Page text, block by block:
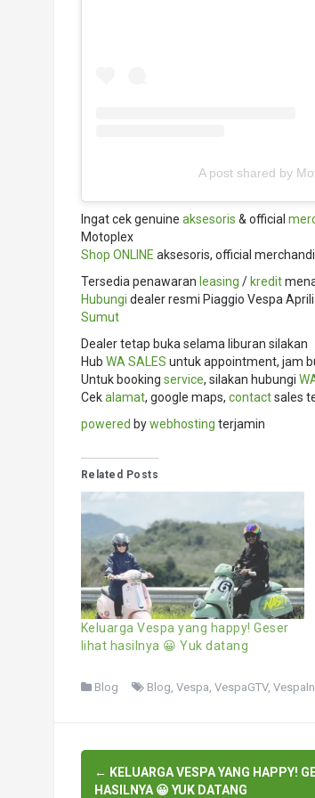
A post shared by
Ingat cek genuine aksesoris & official
Motoplex
Shop ONLINE aksesoris, official
Tersedia penawaran leasing / kredit
Hubungi dealer resmi Piaggio Vespa
Sumut
Dealer tetap buka selama liburan silakan
Hub WA SALES untuk appointment, jam
Untuk booking service, silakan hubungi
Cekalamat, google maps, contactsales
powered bywebhosting terjamin
Related Posts
Keluarga Vespa yang happy! Geser
lihat hasilnya 😀 Yuk datang
Blog Blog, Vespa, VespaGTV,
Post
← KELUARGA VESPA YANG HAPPY!
HASILNYA 😀 YUK DATANG